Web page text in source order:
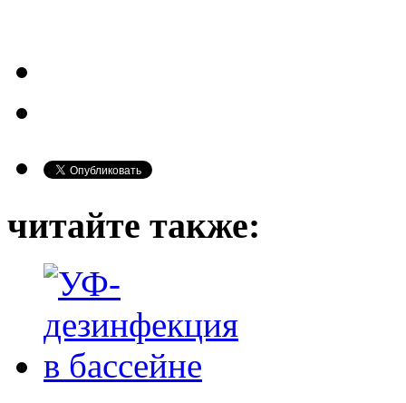
читайте также: